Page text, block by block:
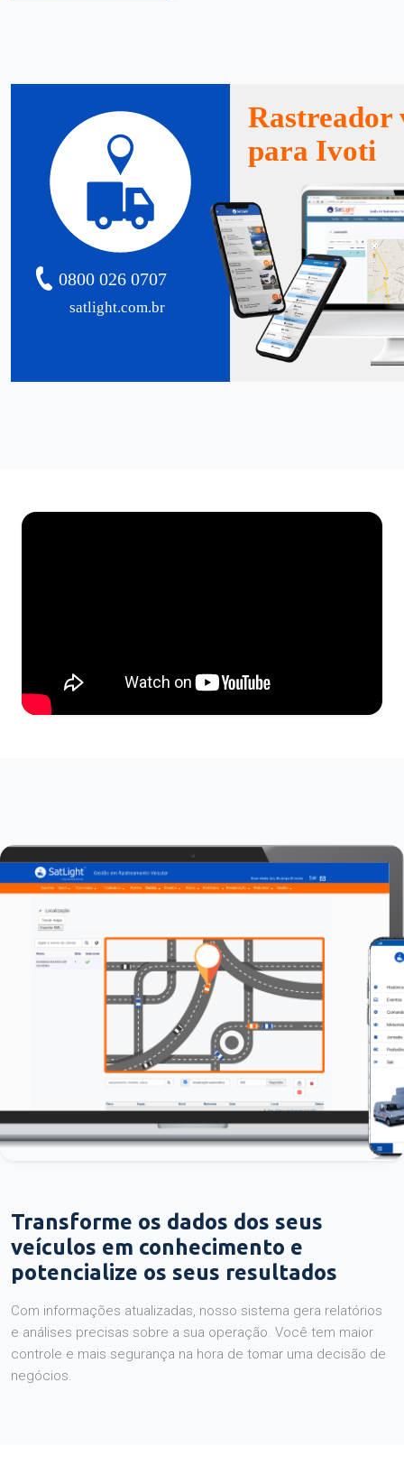
satlight.com.br
0800 026 0707
Rastreador
para Ivoti
Transforme os dados dos seus
veículos em conhecimento e
potencialize os seus resultados
Com informações atualizadas, nosso sistema gera relatórios
e análises precisas sobre a sua operação. Você tem maior
controle e mais segurança na hora de tomar uma decisão de
negócios.